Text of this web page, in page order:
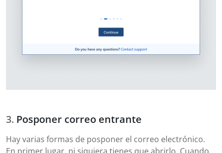
Posponer correo entrante
Hay varias formas de posponer el correo electrónico.